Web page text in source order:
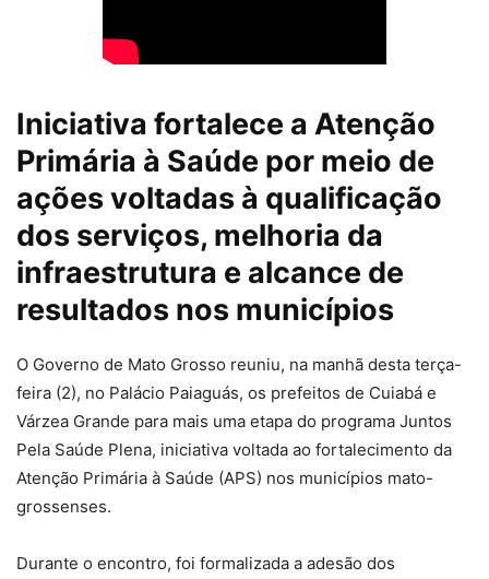
Iniciativa fortalece a Atenção
Primária à Saúde por meio de
ações voltadas à qualificação
dos serviços, melhoria da
infraestrutura e alcance de
resultados nos municípios
O Governo de Mato Grosso reuniu, na manhã desta terça-
feira (2), no Palácio Paiaguás, os prefeitos de Cuiabá e
Várzea Grande para mais uma etapa do programa Juntos
Pela Saúde Plena, iniciativa voltada ao fortalecimento da
Atenção Primária à Saúde (APS) nos municípios mato-
grossenses.
Durante o encontro, foi formalizada a adesão dos